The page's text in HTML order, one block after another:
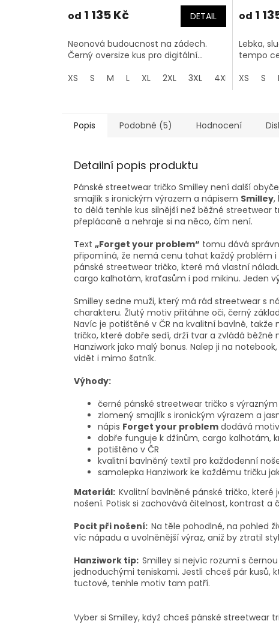
od 1 135 Kč DETAIL
Neonová budoucnost na zádech.
Černý oversize kus pro digitální...
XS
S M L XL 2XL 3XL 4XL 5XL
od 1
Lebka,
tempo
XS
S
Popis Podobné (5) Hodnocení
Detailní popis produktu
Pánské streetwear tričko Smilley není další
smajlík s ironickým výrazem a nápisem Smilley,
to dělá tenhle kus silnější než běžné streetwear
přeplácaně a nehraje si na něco, čím není.
Text „Forget your problem“ tomu dává
připomíná, že nemá cenu tahat každý problém
pánské streetwear tričko, které má vlastní
cargo kalhotám, kraťasům i pod mikinu. Jeden
Smilley sedne muži, který má rád streetwear s
charakteru. Žlutý motiv přitáhne oči, černý
Navíc je potištěné v ČR na kvalitní bavlně,
tričko, které dobře sedí, drží tvar a zvládá
Hanziwork jako malý bonus. Nalep ji na
vidět i mimo šatník.
Výhody:
černé pánské streetwear tričko s
zlomený smajlík s ironickým výrazem a
nápis Forget your problem dodává
dobře funguje k džínům, cargo kalhotám,
potištěno v ČR
kvalitní bavlněný textil pro každodenní
samolepka Hanziwork ke každému tričku
Materiál: Kvalitní bavlněné pánské tričko,
nošení. Potisk si zachovává čitelnost, kontrast a
Pocit při nošení: Na těle pohodlné, na pohled
víc nápadu a uvolněnější výraz, aniž by ztratil
Hanziwork tip: Smilley si nejvíc rozumí s
jednoduchými teniskami. Jestli chceš pár kusů,
tuctové, tenhle motiv tam patří.
Vyber si Smilley, když chceš pánské streetwear